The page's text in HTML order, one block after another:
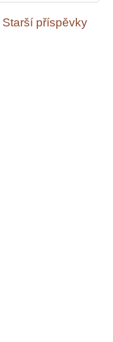
Starší příspěvky